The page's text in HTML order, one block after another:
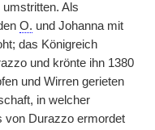
Als
O. und Johanna mit
das Königreich
und krönte ihn 1380
und Wirren gerieten
in welcher
von Durazzo ermordet